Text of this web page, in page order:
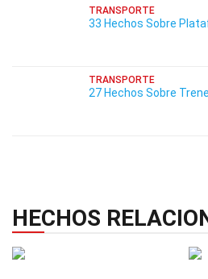
TRANSPORTE
33 Hechos Sobre
TRANSPORTE
27 Hechos Sobre
HECHOS